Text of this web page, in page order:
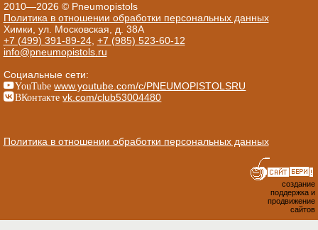
2010—2026 © Pneumopistols
Политика в отношении обработки персональных данных
Химки, ул. Московская, д. 38А
+7 (499) 391-89-24, +7 (985) 523-60-12
info@pneumopistols.ru
Социальные сети:
YouTube www.youtube.com/c/PNEUMOPISTOLSRU
ВКонтакте vk.com/club53004480
Политика в отношении обработки персональных данных
создание
поддержка и
продвижение
сайтов